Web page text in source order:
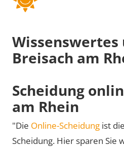
Wissenswertes
Breisach am
Scheidung
am Rhein
"Die Online-Scheidung ist
Scheidung. Hier sparen Sie